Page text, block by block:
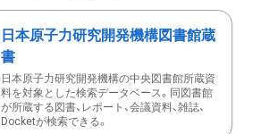
日本原子力研究開発機構図書館蔵
書
日本原子力研究開発機構の中央図書館所蔵資
料を対象とした検索データベース。同図書館
が所蔵する図書、レポート、会議資料、雑誌、
Docketが検索できる。